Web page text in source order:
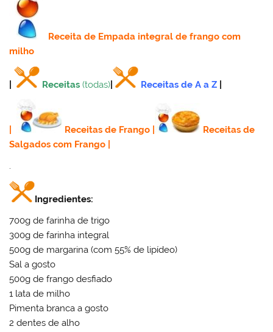
Receitade Empada integral de frango com
milho
Receitas (todas) Receitas de A a Z
Receitas de Frango
Receitas de
Salgados com Frango
.
Ingredientes:
700g de farinha de trigo
300g de farinha integral
500g de margarina (com 55% de lipídeo)
Sal a gosto
500g de frango desfiado
1 lata de milho
Pimenta branca a gosto
2 dentes de alho